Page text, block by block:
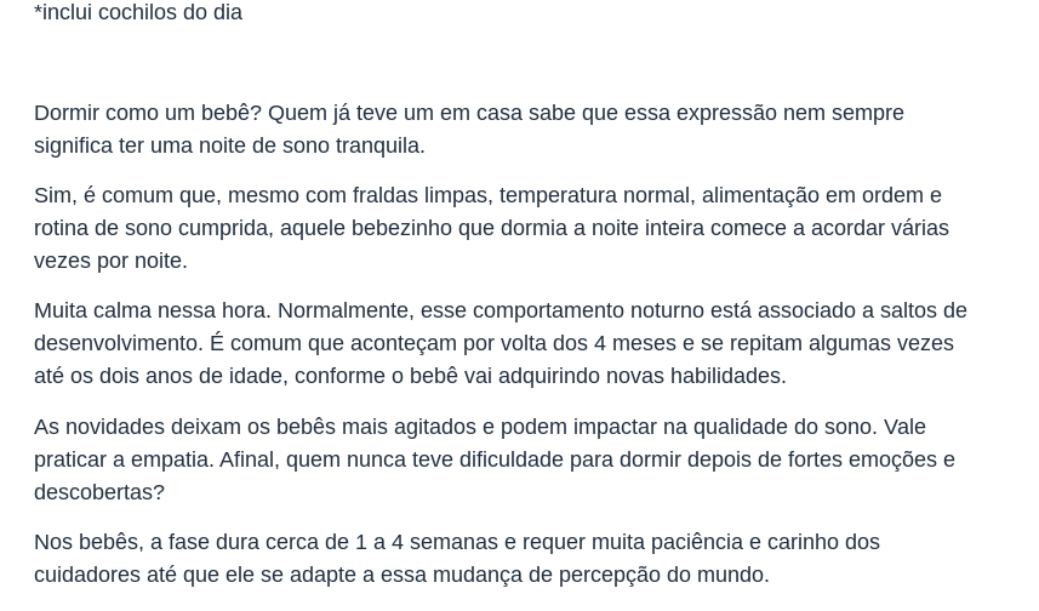
*inclui cochilos do dia
Dormir como um bebê? Quem já teve um em casa sabe que essa expressão nem sempre
significa ter uma noite de sono tranquila.
Sim, é comum que, mesmo com fraldas limpas, temperatura normal, alimentação em ordem e
rotina de sono cumprida, aquele bebezinho que dormia a noite inteira comece a acordar várias
vezes por noite.
Muita calma nessa hora. Normalmente, esse comportamento noturno está associado a saltos de
desenvolvimento. É comum que aconteçam por volta dos 4 meses e se repitam algumas vezes
até os dois anos de idade, conforme o bebê vai adquirindo novas habilidades.
As novidades deixam os bebês mais agitados e podem impactar na qualidade do sono. Vale
praticar a empatia. Afinal, quem nunca teve dificuldade para dormir depois de fortes emoções e
descobertas?
Nos bebês, a fase dura cerca de 1 a 4 semanas e requer muita paciência e carinho dos
cuidadores até que ele se adapte a essa mudança de percepção do mundo.